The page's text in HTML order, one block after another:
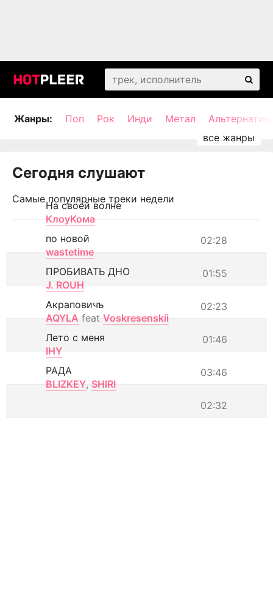
Жанры: Поп Рок Инди Метал
Сегодня слушают
Самые популярные треки недели
На своей волне
КлоуКома
02:28
по новой
wastetime
01:55
ПРОБИВАТЬ ДНО
J. ROUH
02:23
Акраповичъ
AQYLA feat Voskresenskii
01:46
Лето с меня
IHY
03:46
РАДА
BLIZKEY, SHIRI
02:32